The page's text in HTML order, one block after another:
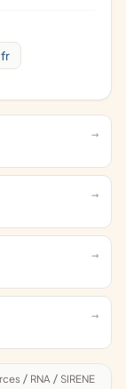
/ RNA / SIRENE